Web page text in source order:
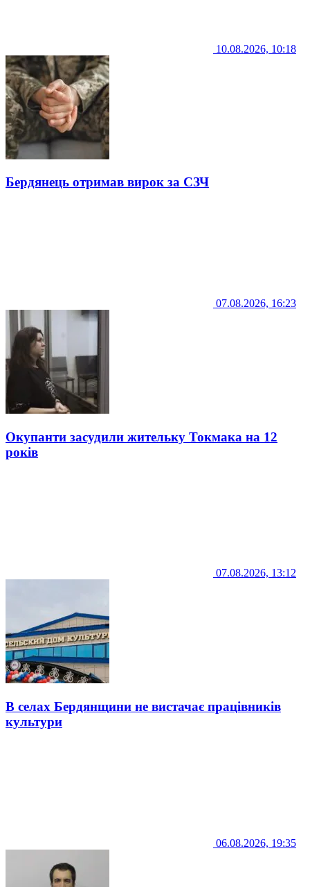
10.08.2026, 10:18
Бердянець отримав вирок за СЗЧ
07.08.2026, 16:23
Окупанти засудили жительку Токмака на 12
років
07.08.2026, 13:12
В селах Бердянщини не вистачає працівників
культури
06.08.2026, 19:35